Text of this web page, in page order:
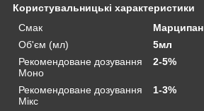
Користувальницькі характеристики
Смак
Марципан
Об'єм (мл)
5мл
Рекомендоване дозування
Моно
2-5%
Рекомендоване дозування
Мікс
1-3%